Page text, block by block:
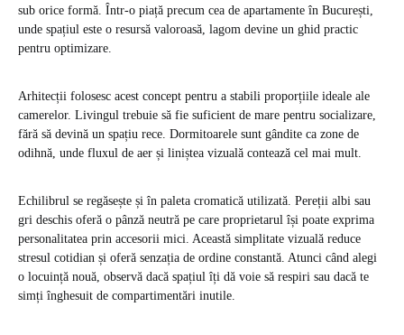
sub orice formă. Într-o piață precum cea de apartamente în București,
unde spațiul este o resursă valoroasă, lagom devine un ghid practic
pentru optimizare.
Arhitecții folosesc acest concept pentru a stabili proporțiile ideale ale
camerelor. Livingul trebuie să fie suficient de mare pentru socializare,
fără să devină un spațiu rece. Dormitoarele sunt gândite ca zone de
odihnă, unde fluxul de aer și liniștea vizuală contează cel mai mult.
Echilibrul se regăsește și în paleta cromatică utilizată. Pereții albi sau
gri deschis oferă o pânză neutră pe care proprietarul își poate exprima
personalitatea prin accesorii mici. Această simplitate vizuală reduce
stresul cotidian și oferă senzația de ordine constantă. Atunci când alegi
o locuință nouă, observă dacă spațiul îți dă voie să respiri sau dacă te
simți înghesuit de compartimentări inutile.